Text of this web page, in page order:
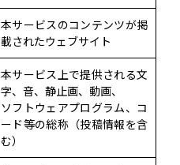
本サービスのコンテンツが掲
載されたウェブサイト
本サービス上で提供される文
字、音、静止画、動画、
ソフトウェアプログラム、コ
ード等の総称（投稿情報を含
む）